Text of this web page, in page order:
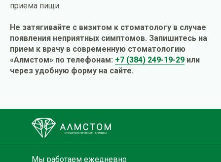
приема пищи.
Не затягивайте с визитом к стоматологу в случае
появления неприятных симптомов. Запишитесь на
прием к врачу в современную стоматологию
«Алмстом» по телефонам: +7 (384) 249-19-29 или
через удобную форму на сайте.
Мы работаем ежедневно